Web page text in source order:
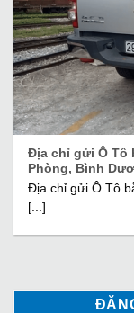
Địa chỉ gửi Ô Tô
Phòng, Bình
Địa chỉ gửi Ô Tô
[...]